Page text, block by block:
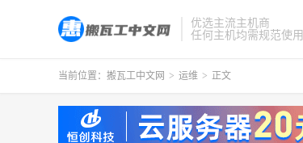
优选主流主机商
任何主机均需规范使用
当前位置： 搬瓦工中文网 > 运维 > 正文